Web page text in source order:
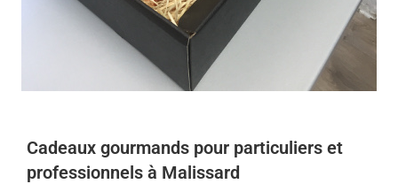
Cadeaux gourmands pour particuliers et
professionnels à Malissard